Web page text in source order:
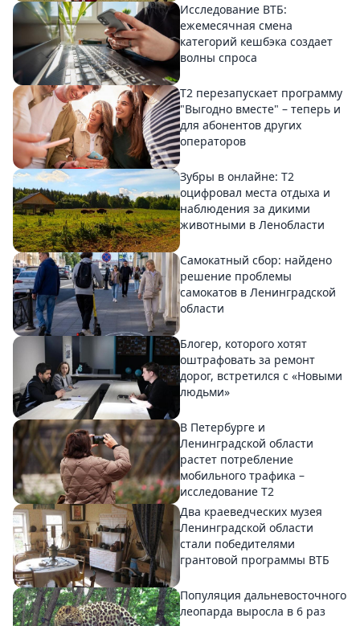
Исследование ВТБ:
ежемесячная смена
категорий кешбэка создает
волны спроса
Т2 перезапускает программу
"Выгодно вместе" – теперь и
для абонентов других
операторов
Зубры в онлайне: Т2
оцифровал места отдыха и
наблюдения за дикими
животными в Ленобласти
Самокатный сбор: найдено
решение проблемы
самокатов в Ленинградской
области
Блогер, которого хотят
оштрафовать за ремонт
дорог, встретился с «Новыми
людьми»
В Петербурге и
Ленинградской области
растет потребление
мобильного трафика –
исследование T2
Два краеведческих музея
Ленинградской области
стали победителями
грантовой программы ВТБ
Популяция дальневосточного
леопарда выросла в 6 раз